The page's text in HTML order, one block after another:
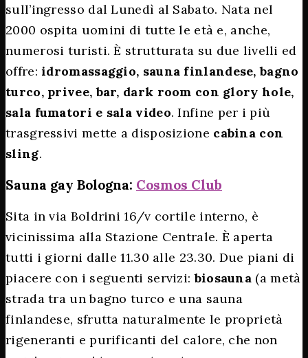
sull’ingresso dal Lunedì al Sabato. Nata nel
2000 ospita uomini di tutte le età e, anche,
numerosi turisti. È strutturata su due livelli ed
offre:idromassaggio, sauna finlandese, bagno
turco, privee, bar, dark room con glory hole,
sala fumatori e sala video. Infine per i più
trasgressivi mette a disposizione cabina con
sling.
Sauna gay Bologna: Cosmos Club
Sita in via Boldrini 16/v cortile interno, è
vicinissima alla Stazione Centrale. È aperta
tutti i giorni dalle 11.30 alle 23.30. Due piani di
piacere con i seguenti servizi:biosauna (a metà
strada tra un bagno turco e una sauna
finlandese, sfrutta naturalmente le proprietà
rigeneranti e purificanti del calore, che non